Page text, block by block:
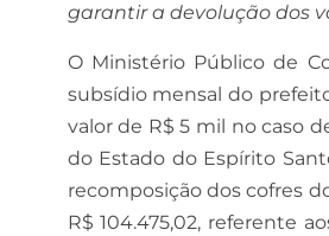
garantir a devolução dos
O Ministério Público de
subsídio mensal do
valor de R$ 5 mil no caso
do Estado do Espírito
recomposição dos cofres
R$ 104.475,02, referente